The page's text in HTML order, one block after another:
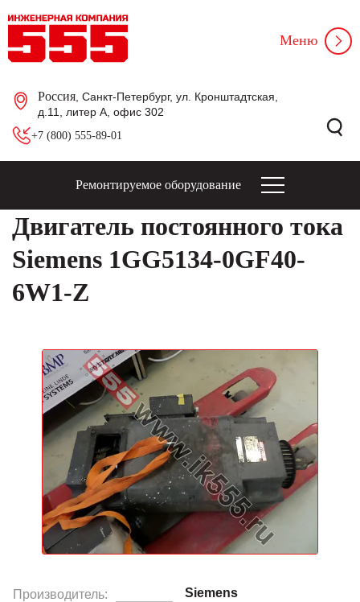
Россия , Санкт-Петербург, ул. Кронштадтская,
д.11, литер А, офис 302
+7 (800) 555-89-01
Меню
Ремонтируемое оборудование
Двигатель постоянного тока
Siemens 1GG5134-0GF40-
6W1-Z
Производитель: Siemens